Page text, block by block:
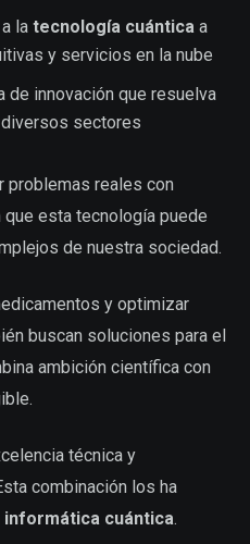
la tecnología cuántica a
y servicios en la nube
de innovación que resuelva
sectores
problemas reales con
que esta tecnología puede
de nuestra sociedad.
y optimizar
buscan soluciones para el
ambición científica con
técnica y
combinación los ha
informática cuántica.